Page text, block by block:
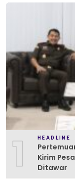
1 HEADLINE
Kirim
Ditawar